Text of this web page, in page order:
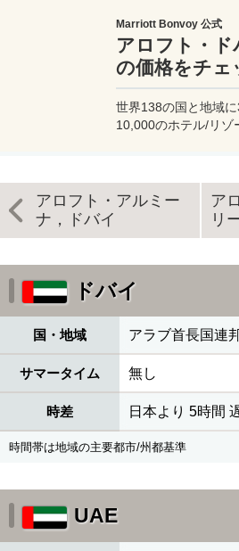
Marriott Bonvoy 公式
アロフト・ド
の価格をチェ
世界138の国と地域
10,000のホテル/リゾ
携ホテル予約は一番
アロフト・アルミー
ナ，ドバイ
ア
リ
ドバイ
国・地域 アラブ首長国連
サマータイム 無し
時差 日本より 5時間
時間帯は地域の主要都市/州都基準
UAE